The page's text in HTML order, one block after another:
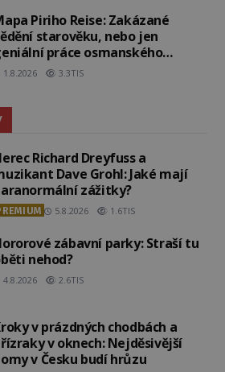
Piriho Reise: Zakázané
starověku, nebo jen
práce osmanského
1.8.2026 3.3TIS
Richard Dreyfuss a
Dave Grohl: Jaké mají
zážitky?
5.8.2026 1.6TIS
zábavní parky: Straší tu
nehod?
4.8.2026 2.6TIS
v prázdných chodbách a
v oknech: Nejděsivější
v Česku budí hrůzu